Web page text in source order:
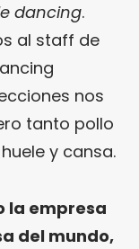
dancing.
al staff de
nos
tanto pollo
y cansa.
la empresa
del mundo,